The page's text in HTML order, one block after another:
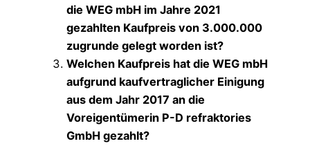
die WEG mbH im Jahre 2021
gezahlten Kaufpreis von 3.000.000
zugrunde gelegt worden ist?
Welchen Kaufpreis hat die WEG mbH
aufgrund kaufvertraglicher Einigung
aus dem Jahr 2017 an die
Voreigentümerin P-D refraktories
GmbH gezahlt?